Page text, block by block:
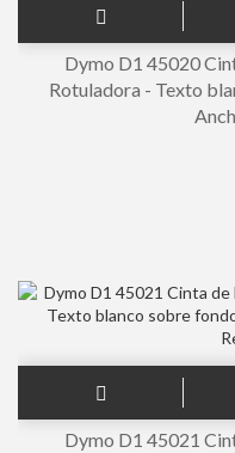
Dymo D1 45020
Rotuladora - Texto
Dymo D1 45021